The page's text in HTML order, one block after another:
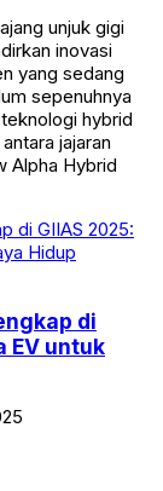
unjuk gigi
inovasi
yang sedang
sepenuhnya
hybrid
jajaran
Alpha Hybrid
di
EV untuk